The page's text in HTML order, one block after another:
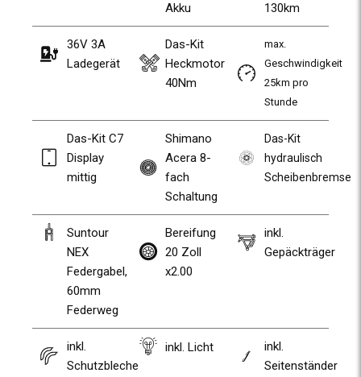
Akku
130km
36V 3A
Ladegerät
Das-Kit
Heckmotor
40Nm
max.
Geschwindigkeit
25km pro
Stunde
Das-Kit C7
Display
mittig
Shimano
Acera 8-
fach
Schaltung
Das-Kit
hydraulisch
Scheibenbremse
Suntour
NEX
Federgabel,
60mm
Federweg
Bereifung
20 Zoll
x2.00
inkl.
Gepäckträger
inkl.
Schutzbleche
inkl. Licht
inkl.
Seitenständer